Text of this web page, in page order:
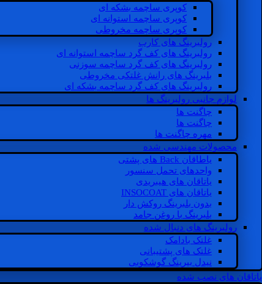
کوپری ساچمه بشکه ای
کوپری ساچمه استوانه ای
کوپری ساچمه مخروطی
رولبرینگ های کارب
رولبرینگ های کف گرد ساچمه استوانه ای
رولبرینگ های کف گرد ساچمه سوزنی
بلبرینگ های رانش غلتکی مخروطی
رولبرینگ های کف گرد ساچمه بشکه ای
لوازم جانبی رولبرینگ ها
چاگنت ها
چاگنت ها
مهره چاگنت ها
محصولات مهندسی شده
یاطاقان Back های پشتی
واحدهای تحمل سنسور
یاتاقان های هیبریدی
یاتاقان های INSOCOAT
بدون بلبرینگ روکش دار
بلبرینگ با روغن جامد
رولبرینگ های دنبال شده
غلتک بادامک
غلتک های پشتیبانی
نیدل بیرینگ گوشکوبی
یاتاقان های نصب شده